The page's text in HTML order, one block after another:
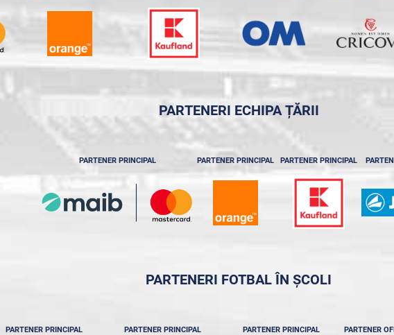
PARTENERI ECHIPA ȚĂRII
PARTENER PRINCIPAL PARTENER PRINCIPAL PARTENER PRINCIPAL
PARTENERI FOTBAL ÎN ȘCOLI
PARTENER PRINCIPAL PARTENER PRINCIPAL PARTENER PRINCIPAL PARTENER